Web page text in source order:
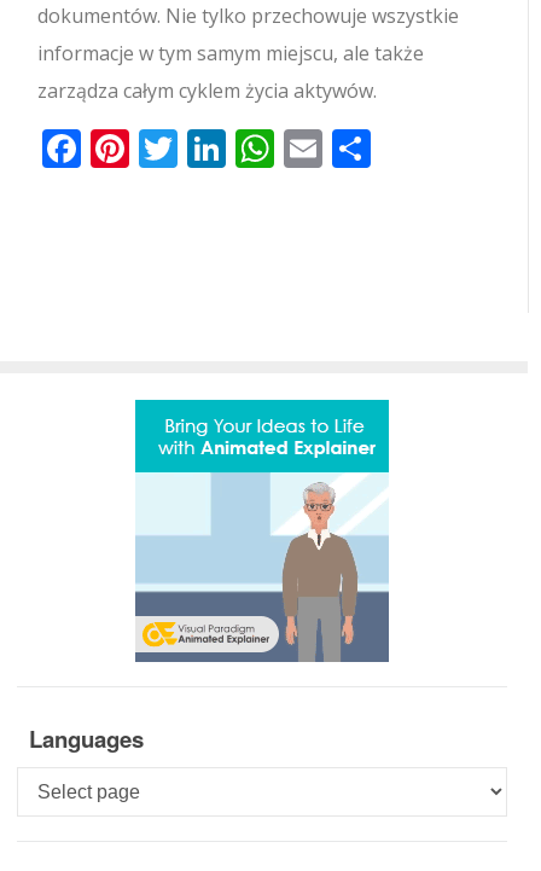
dokumentów. Nie tylko przechowuje wszystkie
informacje w tym samym miejscu, ale także
zarządza całym cyklem życia aktywów.
Facebook
Pinterest
Twitter
LinkedIn
WhatsApp
Email
Languages
Languages